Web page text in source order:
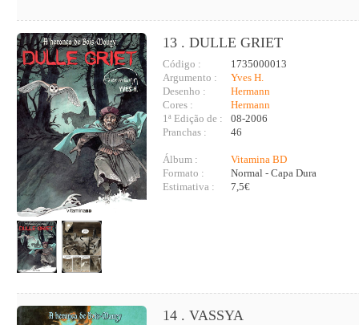
13 . DULLE GRIET
Código :
1735000013
Argumento :
Yves H.
Desenho :
Hermann
Cores :
Hermann
1ª Edição de :
08-2006
Pranchas :
46
Álbum :
Vitamina BD
Formato :
Normal - Capa Dura
Estimativa :
7,5€
14 . VASSYA